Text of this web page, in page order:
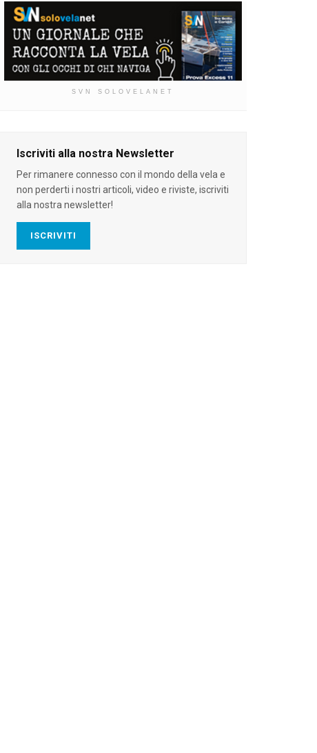
SVN SOLOVELANET
Iscriviti alla nostra Newsletter
Per rimanere connesso con il mondo della vela e
non perderti i nostri articoli, video e riviste, iscriviti
alla nostra newsletter!
ISCRIVITI